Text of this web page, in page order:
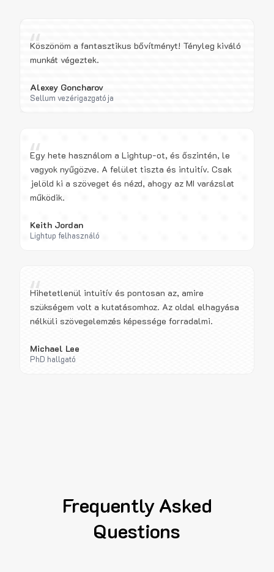
“
Köszönöm a fantasztikus bővítményt! Tényleg kiváló
munkát végeztek.
Alexey Goncharov
Sellum vezérigazgatója
“
Egy hete használom a Lightup-ot, és őszintén, le
vagyok nyűgözve. A felület tiszta és intuitív. Csak
jelöld ki a szöveget és nézd, ahogy az MI varázslat
működik.
Keith Jordan
Lightup felhasználó
“
Hihetetlenül intuitív és pontosan az, amire
szükségem volt a kutatásomhoz. Az oldal elhagyása
nélküli szövegelemzés képessége forradalmi.
Michael Lee
PhD hallgató
Frequently Asked
Questions